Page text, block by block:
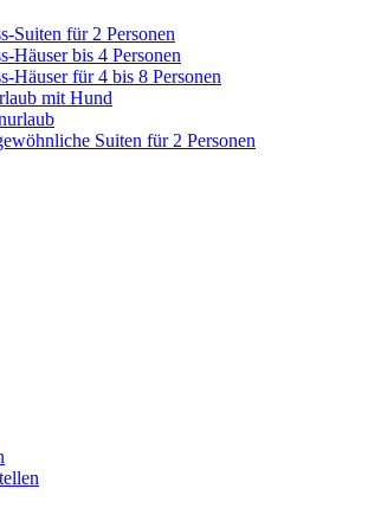
Suiten für 2 Personen
Häuser bis 4 Personen
Häuser für 4 bis 8 Personen
mit Hund
Suiten für 2 Personen